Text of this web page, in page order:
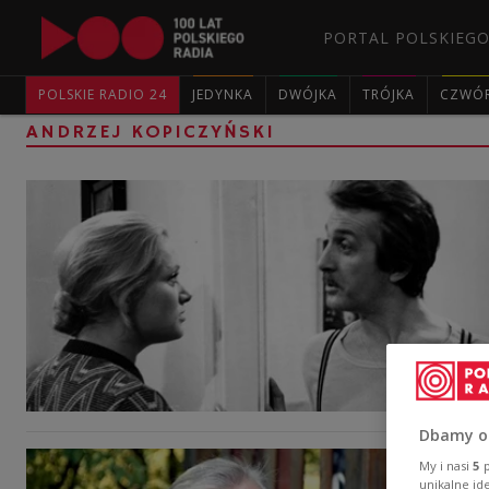
PORTAL
POLSKIE RADIO 24 JEDYNKA DWÓJKA TRÓJKA
ANDRZEJ KOPICZYŃSKI
Dbamy
My i nasi 5
unikalne